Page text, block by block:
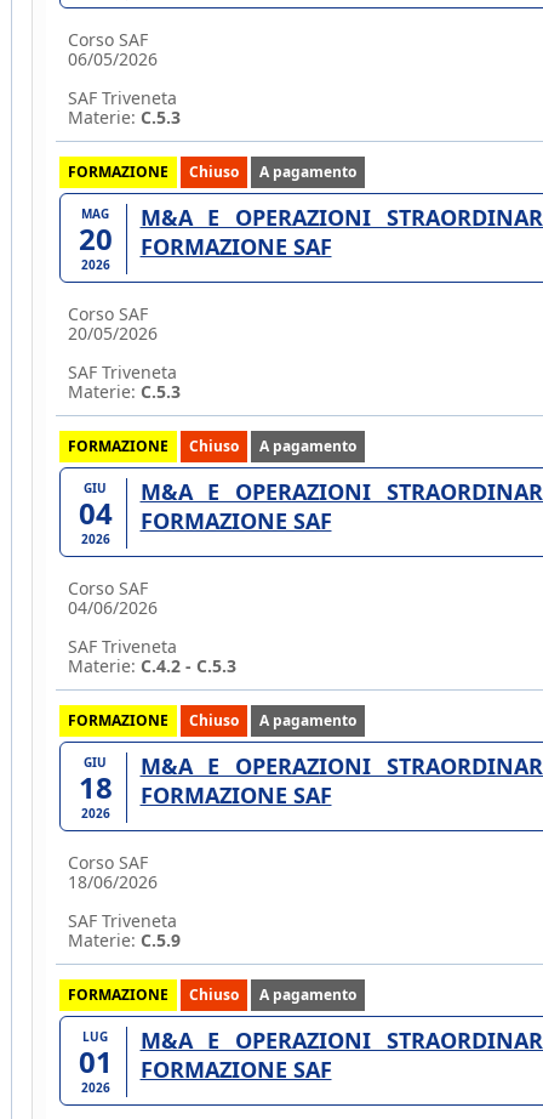
Corso SAF
06/05/2026
SAF Triveneta
Materie: C.5.3
FORMAZIONE Chiuso A pagamento
MAG
20
2026
M&A E OPERAZIONI
FORMAZIONE SAF
Corso SAF
20/05/2026
SAF Triveneta
Materie: C.5.3
FORMAZIONE Chiuso A pagamento
GIU
04
2026
M&A E OPERAZIONI
FORMAZIONE SAF
Corso SAF
04/06/2026
SAF Triveneta
Materie: C.4.2 - C.5.3
FORMAZIONE Chiuso A pagamento
GIU
18
2026
M&A E OPERAZIONI
FORMAZIONE SAF
Corso SAF
18/06/2026
SAF Triveneta
Materie: C.5.9
FORMAZIONE Chiuso A pagamento
LUG
01
2026
M&A E OPERAZIONI
FORMAZIONE SAF